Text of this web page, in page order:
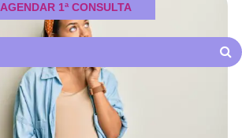
AGENDAR 1ª CONSULTA